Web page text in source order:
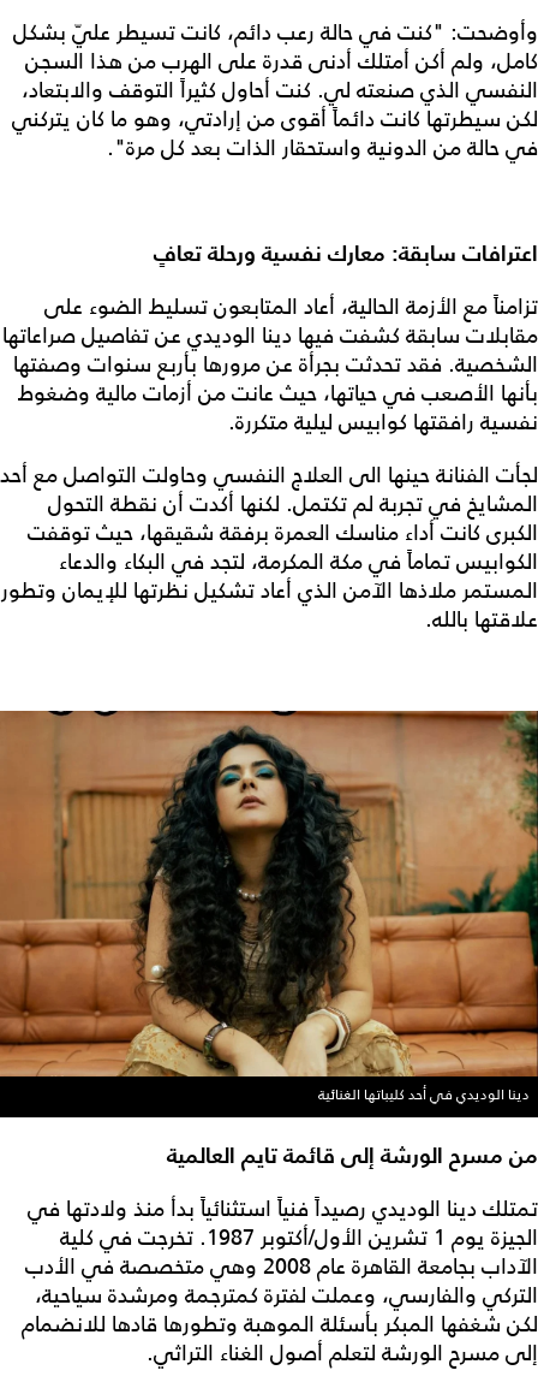
وأوضحت: "كنت في حالة رعب دائم، كانت تسيطر عليّ بشكل
كامل، ولم أكن أمتلك أدنى قدرة على الهرب من هذا السجن
النفسي الذي صنعته لي. كنت أحاول كثيراً التوقف والابتعاد،
لكن سيطرتها كانت دائماً أقوى من إرادتي، وهو ما كان يتركني
في حالة من الدونية واستحقار الذات بعد كل مرة".
اعترافات سابقة: معارك نفسية ورحلة تعافٍ
تزامناً مع الأزمة الحالية، أعاد المتابعون تسليط الضوء على
مقابلات سابقة كشفت فيها دينا الوديدي عن تفاصيل صراعاتها
الشخصية. فقد تحدثت بجرأة عن مرورها بأربع سنوات وصفتها
بأنها الأصعب في حياتها، حيث عانت من أزمات مالية وضغوط
نفسية رافقتها كوابيس ليلية متكررة.
لجأت الفنانة حينها الى العلاج النفسي وحاولت التواصل مع أحد
المشايخ في تجربة لم تكتمل. لكنها أكدت أن نقطة التحول
الكبرى كانت أداء مناسك العمرة برفقة شقيقها، حيث توقفت
الكوابيس تماماً في مكة المكرمة، لتجد في البكاء والدعاء
المستمر ملاذها الآمن الذي أعاد تشكيل نظرتها للإيمان وتطور
علاقتها بالله.
دينا الوديدي في أحد كليباتها الغنائية
من مسرح الورشة إلى قائمة تايم العالمية
تمتلك دينا الوديدي رصيداً فنياً استثنائياً بدأ منذ ولادتها في
الجيزة يوم 1 تشرين الأول/أكتوبر 1987. تخرجت في كلية
الآداب بجامعة القاهرة عام 2008 وهي متخصصة في الأدب
التركي والفارسي، وعملت لفترة كمترجمة ومرشدة سياحية،
لكن شغفها المبكر بأسئلة الموهبة وتطورها قادها للانضمام
إلى مسرح الورشة لتعلم أصول الغناء التراثي.